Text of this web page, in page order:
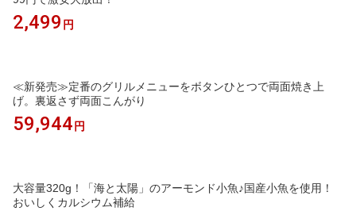
2,499 円
≪新発売≫定番のグリルメニューをボタンひとつで両面焼き上
げ。裏返さず両面こんがり
59,944 円
大容量320g！「海と太陽」のアーモンド小魚♪国産小魚を使用！
おいしくカルシウム補給